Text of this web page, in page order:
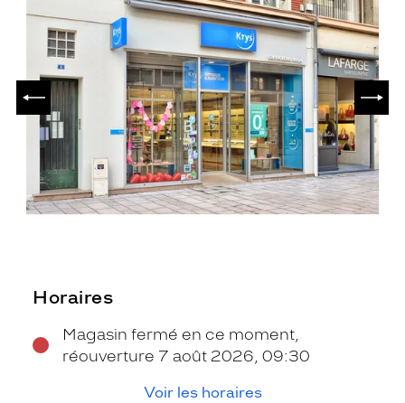
PRÉCÉDENT
Horaires
Magasin fermé en ce moment,
réouverture 7 août 2026, 09:30
Voir les horaires